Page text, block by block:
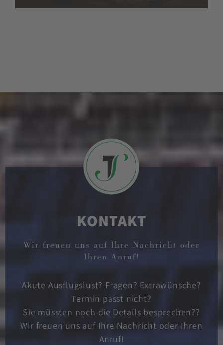
KONTAKT
Wir freuen uns auf Ihre Nachricht oder
Ihren Anruf!
Akute Ausflugslust? Fragen? Extrawünsche?
Termin passt nicht?
Sie müssten noch die Details besprechen??
Wir freuen uns auf Ihre Nachricht oder Ihren
Anruf!